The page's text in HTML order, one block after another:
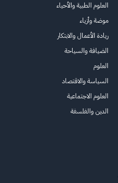
العلوم الطبية والأحياء
موضة وأزياء
ريادة الأعمال والابتكار
الضيافة والسياحة
العلوم
السياسة والاقتصاد
العلوم الاجتماعية
الدين والفلسفة